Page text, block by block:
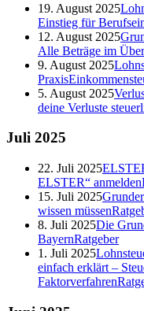
19. August 2025
Einstieg für
12. August 2025
Alle Beträge im
9. August 2025
Praxis
5. August 2025
deine Verluste
Juli 2025
22. Juli 2025
ELSTER“ anmelden
15. Juli 2025
wissen müssen
8. Juli 2025Die
BayernRatgeber
1. Juli 2025
einfach erklärt –
Faktorverfahren